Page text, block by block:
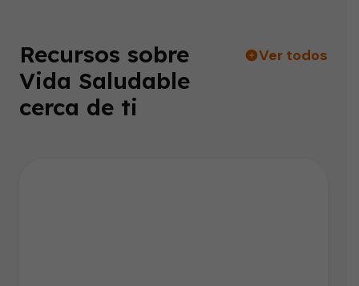
Recursos sobre
Vida Saludable
cerca de ti
Ver todos